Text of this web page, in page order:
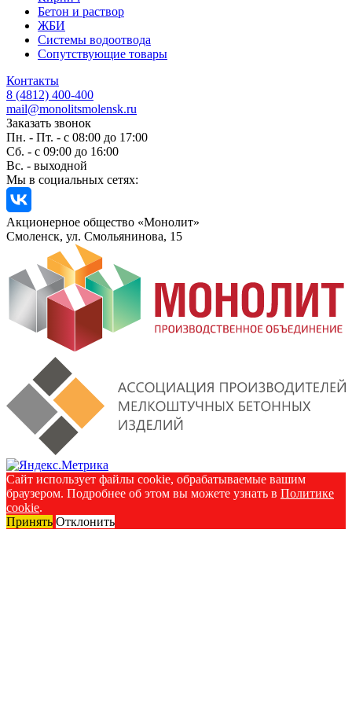
Бетон и раствор
ЖБИ
Системы водоотвода
Сопутствующие товары
Контакты
8 (4812) 400-400
mail@monolitsmolensk.ru
Заказать звонок
Пн. - Пт. - с 08:00 до 17:00
Сб. - с 09:00 до 16:00
Вс. - выходной
Мы в социальных сетях:
Акционерное общество «Монолит»
Смоленск, ул. Смольянинова, 15
Сайт использует файлы cookie, обрабатываемые вашим
браузером. Подробнее об этом вы можете узнать в Политике
cookie.
Принять Отклонить